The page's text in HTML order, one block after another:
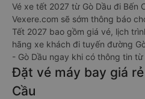
Vé xe tết 2027 từ Gò Dầu đi Bến
Vexere.com sẽ sớm thông báo
Tết 2027 bao gồm giá vé, lịch
hãng xe khách đi tuyến đường
- Gò Dầu ngay khi có thông tin
Đặt vé máy bay giá
Cầu